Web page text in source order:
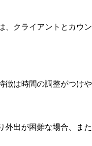
、クライアントとカウ
徴は時間の調整がつけ
外出が困難な場合、ま